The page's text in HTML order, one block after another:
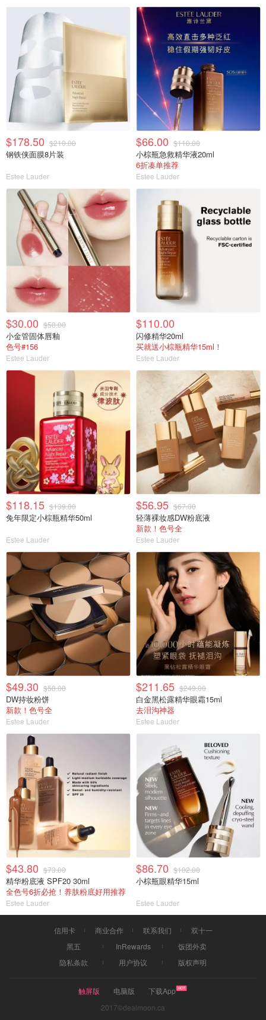
$178.50 $210.00
钢铁侠面膜8片装
Estee Lauder
$66.00 $110.00
小棕瓶急救精华液20ml
6折凑单推荐
Estee Lauder
$30.00 $50.00
小金管 固体唇釉
色号#156
Estee Lauder
$110.00
闪修精华20ml
买就送小棕瓶精华15ml！
Estee Lauder
$118.15 $139.00
兔年限定小棕瓶精华50ml
Estee Lauder
$56.95 $67.00
轻薄裸妆感DW粉底液
新款！色号全
Estee Lauder
$49.30 $58.00
DW持妆粉饼
新款！色号全
Estee Lauder
$211.65 $249.00
白金黑松露精华眼霜15ml
去泪沟神器
Estee Lauder
$43.80 $73.00
精华粉底液 SPF20 30ml
全色号6折必抢！养肤粉底好用推荐
Estee Lauder
$86.70 $102.00
小棕瓶眼精华15ml
Estee Lauder
信用卡 商业合作 联系我们
双十一
黑五
InRewards
饭团外卖
隐私条款
用户协议 版权声明
触屏版 电脑版
下载App
2017©dealmoon.ca